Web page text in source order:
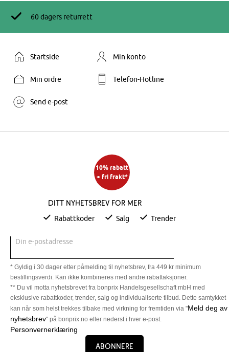
60 dagers returrett
Startside Min konto
Min ordre Telefon-Hotline
Send e-post
10% rabatt
+ fri frakt*
Ditt nyhetsbrev for mer
Rabattkoder Salg Trender
Din e-postadresse
* Gyldig i 30 dager etter påmelding til nyhetsbrev, fra 449 kr minimum
bestillingsverdi. Kan ikke kombineres med andre rabattaksjoner.
** Du vil motta nyhetsbrevet fra bonprix Handelsgesellschaft mbH med
eksklusive rabattkoder, trender, salg og individualiserte tilbud. Dette samtykket
kan når som helst trekkes tilbake med virkning for fremtiden via "Meld deg av
nyhetsbrev" på bonprix.no eller nederst i hver e-post.
Personvernerklæring
Abonnere